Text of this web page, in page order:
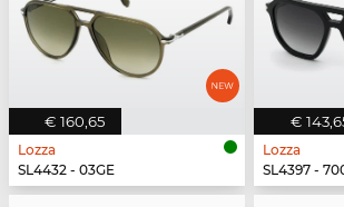
€ 160,65
Lozza
SL4432 - 03GE
€
Lozza
SL4397 -